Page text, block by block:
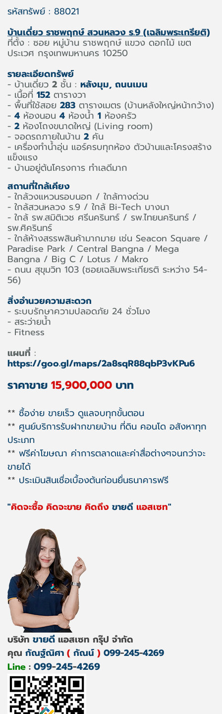
รหัสทรัพย์ : 88021
บ้านเดี่ยว ราชพฤกษ์ สวนหลวง ร.9 (เฉลิมพระเกรียติ)
ที่ตั้ง : ซอย หมู่บ้าน ราชพฤกษ์ แขวง ดอกไม้ เขต
ประเวศ กรุงเทพมหานคร 10250
รายละเอียดทรัพย์
- บ้านเดี่ยว 2 ชั้น : หลังมุม, ถนนเมน
- เนื้อที่ 152 ตารางวา
- พื้นที่ใช้สอย 283 ตารางเมตร (บ้านหลังใหญ่หน้ากว้าง)
- 4 ห้องนอน 4 ห้องน้ำ 1 ห้องครัว
- 2 ห้องโถงขนาดใหญ่ (Living room)
- จอดรถภายในบ้าน 2 คัน
- เครื่องทำน้ำอุ่น แอร์ครบทุกห้อง ตัวบ้านและโครงสร้าง
แข็งแรง
- บ้านอยู่ต้นโครงการ ทำเลดีมาก
สถานที่ใกล้เคียง
- ใกล้วงแหวนรอบนอก / ใกล้ทางด่วน
- ใกล้สวนหลวง ร.9 / ใกล้ Bi-Tech บางนา
- ใกล้ รพ.สมิติเวช ศรีนครินทร์ / รพ.ไทยนครินทร์ /
รพ.ศิครินทร์
- ใกล้ห้างสรรพสินค้ามากมาย เช่น Seacon Square /
Paradise Park / Central Bangna / Mega
Bangna / Big C / Lotus / Makro
- ถนน สุขุมวิท 103 (ซอยเฉลิมพระเกียรติ ระหว่าง 54-
56)
สิ่งอำนวยความสะดวก
- ระบบรักษาความปลอดภัย 24 ชั่วโมง
- สระว่ายน้ำ
- Fitness
แผนที่ :
https://goo.gl/maps/2a8sqR88qbP3vKPu6
ราคาขาย 15,900,000 บาท
** ซื้อง่าย ขายเร็ว ดูแลจบทุกขั้นตอน
** ศูนย์บริการรับฝากขายบ้าน ที่ดิน คอนโด อสังหาทุก
ประเภท
** ฟรีค่าโฆษณา ค่าการตลาดและค่าสื่อต่างๆจนกว่าจะ
ขายได้
** ประเมินสินเชื่อเบื้องต้นก่อนยื่นธนาคารฟรี
"คิดจะซื้อ คิดจะขาย คิดถึง ขายดี แอสเซท"
บริษัท ขายดี แอสเซท กรุ๊ป จำกัด
คุณ กัณฐ์ณิศา ( กัณน์ ) 099-245-4269
Line : 099-245-4269